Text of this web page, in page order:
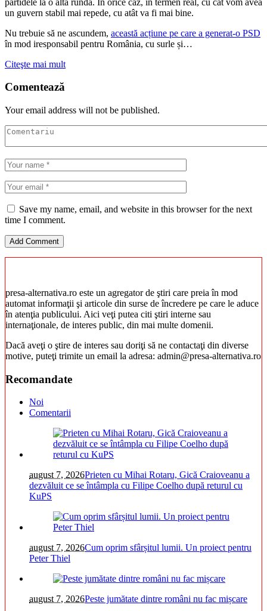
un guvern stabil mai repede, cu atât va fi mai bine.
Nu trebuie să ne ascundem, această acțiune pe care a generat-o PSD
în mod iresponsabil pentru România, cu surle și…
Citeşte mai mult
Comentează
Your email address will not be published.
Save my name, email, and website in this browser for the next
time I comment.
presa-alternativa.ro este un agregator de ştiri care preia în mod
automat informaţii şi articole din surse de încredere pe care le aduce
în atenţia publicului. Aici veţi putea citi ştiri interne sau
internaţionale, de interes public, din mai multe domenii.
Dacă aveţi o ştire de interes sau doriţi să ne contactaţi din diverse
motive, puteţi trimite un email la adresa: admin@presa-alternativa.ro
Recomandate
Noi
Comentarii
august 7, 2026Prieten cu Mihai Rotaru, Gică Craioveanu a
dezvăluit ce se întâmpla cu Filipe Coelho după returul cu
KuPS
august 7, 2026Cum oprim sfârșitul lumii. Un proiect pentru
Peter Thiel
august 7, 2026Peste jumătate dintre români nu fac mișcare